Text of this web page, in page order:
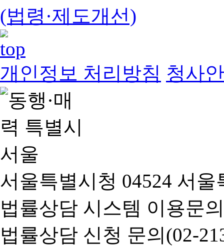
(법령·제도개선)
개인정보 처리방침 청사
서울특별시청 04524 서
법률상담 시스템 이용문
법률상담 신청 문의(02-